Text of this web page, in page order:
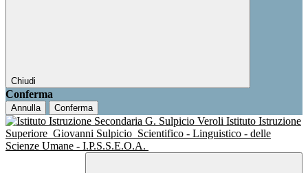
Chiudi
Conferma
Annulla Conferma
Istituto Istruzione
Superiore Giovanni Sulpicio Scientifico - Linguistico - delle
Scienze Umane - I.P.S.S.E.O.A.